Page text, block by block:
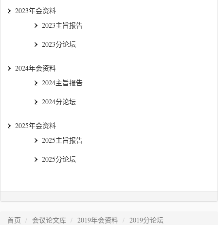
2023年会资料
2023主旨报告
2023分论坛
2024年会资料
2024主旨报告
2024分论坛
2025年会资料
2025主旨报告
2025分论坛
首页 会议论文库 2019年会资料 2019分论坛